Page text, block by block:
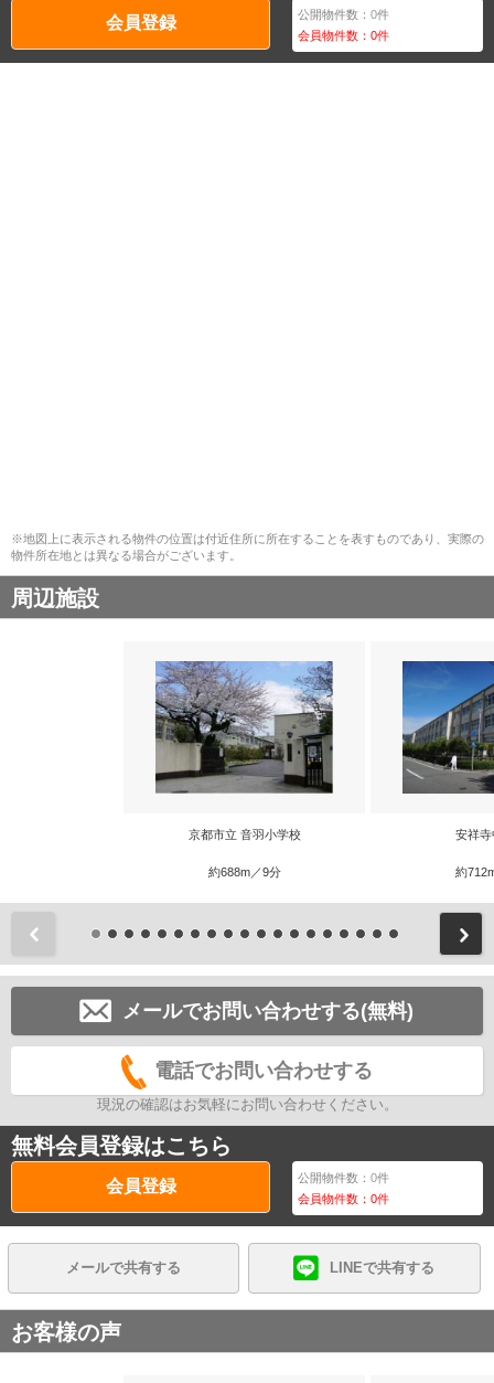
会員登録 公開物件数：0件
会員物件数：0件
※地図上に表示される物件の位置は付近住所に所在することを表すものであり、実際の
物件所在地とは異なる場合がございます。
周辺施設
京都市立 音羽小学校
約688m／9分
安祥寺
約
メールでお問い合わせする(無料)
電話でお問い合わせする
現況の確認はお気軽にお問い合わせください。
無料会員登録はこちら
会員登録 公開物件数：0件
会員物件数：0件
メールで共有する LINEで共有する
お客様の声